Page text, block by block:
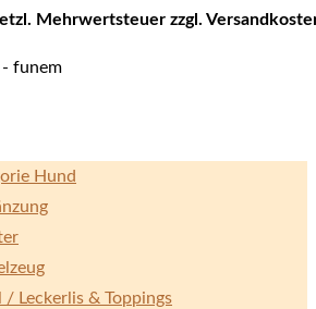
Mehrwertsteuer zzgl.
funem
Hund
/ Leckerlis & Toppings